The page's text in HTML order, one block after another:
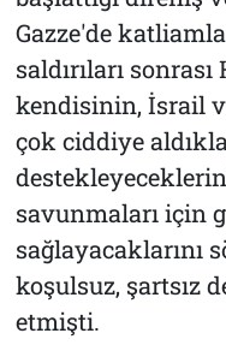
Gazze'de
saldırıları
kendisinin, İsrail
çok ciddiye
savunmaları için
sağlayacaklarını
koşulsuz, şartsız
etmişti.